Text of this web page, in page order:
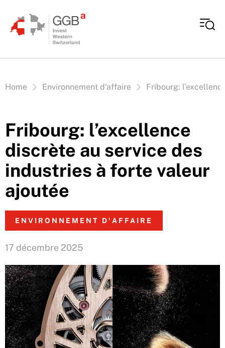
Vous êtes ici:
Home Environnement d'affaire Fribourg:
Fribourg: l’excellence
discrète au service des
industries à forte valeur
ajoutée
ENVIRONNEMENT D'AFFAIRE
17 décembre 2025